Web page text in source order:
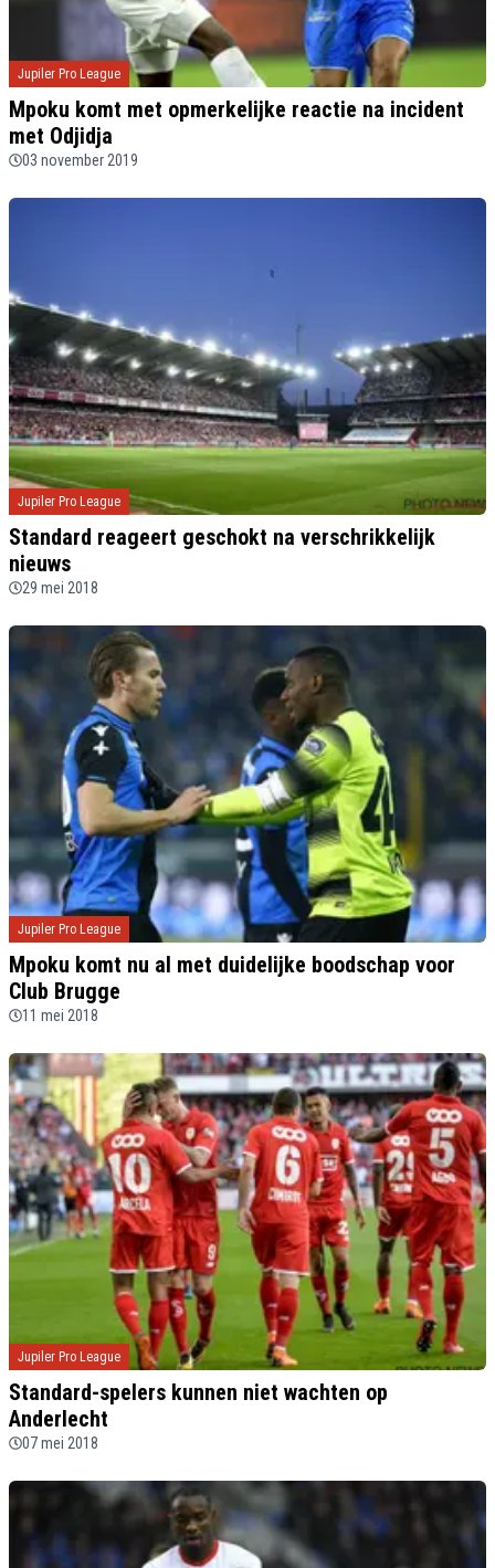
Jupiler Pro League
Mpoku komt met opmerkelijke reactie na incident
met Odjidja
03 november 2019
Jupiler Pro League
Standard reageert geschokt na verschrikkelijk
nieuws
29 mei 2018
Jupiler Pro League
Mpoku komt nu al met duidelijke boodschap voor
Club Brugge
11 mei 2018
Jupiler Pro League
Standard-spelers kunnen niet wachten op
Anderlecht
07 mei 2018